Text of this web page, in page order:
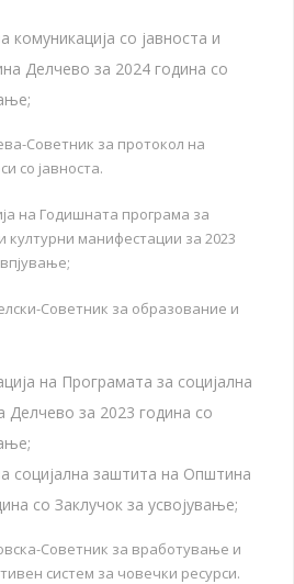
комуникација со јавноста и
Делчево за 2024 година со
Советник за протокол на
со јавноста.
на Годишната програма за
манифестации за 2023
Советник за образование и
на Програмата за социјална
за 2023 година со
социјална заштита на Општина
со Заклучок за усвојување;
Советник за вработување и
систем за човечки ресурси.